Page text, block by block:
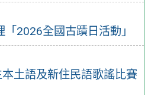
2026全國古蹟日活動」
本土語及新住民語歌謠比賽